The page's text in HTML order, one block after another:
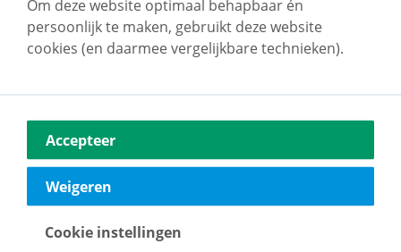
Vestdijk 180
5611 CZ Eindhoven
040-2696949
Om deze website optimaal behapbaar én
persoonlijk te maken, gebruikt deze website
cookies (en daarmee vergelijkbare technieken).
Accepteer
Weigeren
Cookie instellingen